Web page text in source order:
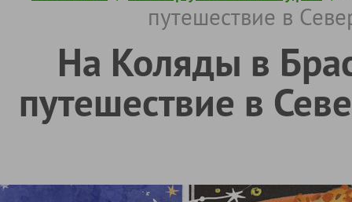
путешествие в
На Коляды в
путешествие в